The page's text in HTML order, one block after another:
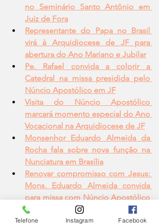
no Seminário Santo Antônio em
Juiz de Fora
Representante do Papa no Brasil
virá à Arquidiocese de JF para
abertura do Ano Mariano e Jubilar
Pe. Rafael convida a colorir a
Catedral na missa presidida pelo
Núncio Apostólico em JF
Visita do Núncio Apostólico
marcará momento especial do Ano
Vocacional na Arquidiocese de JF
Monsenhor Eduardo Almeida da
Rocha fala sobre nova função na
Nunciatura em Brasília
Renovar compromisso com Jesus:
Mons. Eduardo Almeida convida
para missa com Núncio Apostólico
em JF
Telefone Instagram Facebook